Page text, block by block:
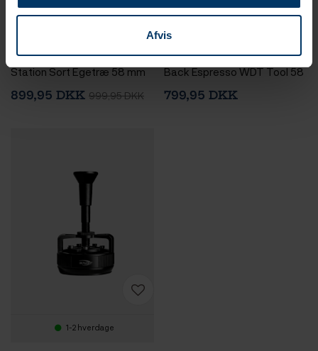
Afvis
Normcore Kompakt Tamper
Station Sort Egetræ 58 mm
899,95 DKK 999,95 DKK
IKAPE One-Press Spring-
Back Espresso WDT Tool 58
799,95 DKK
1-2 hverdage